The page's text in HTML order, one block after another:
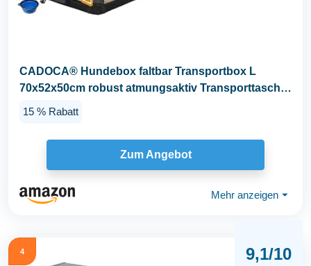
CADOCA® Hundebox faltbar Transportbox L
70x52x50cm robust atmungsaktiv Transporttasche
15 % Rabatt
Zum Angebot
Mehr anzeigen ⏷
4 9,1/10